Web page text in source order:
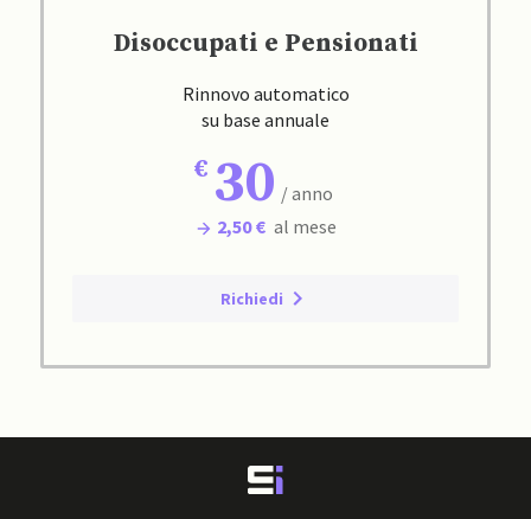
Disoccupati e Pensionati
Rinnovo automatico
su base annuale
30 / anno
2,50 € al mese
Richiedi